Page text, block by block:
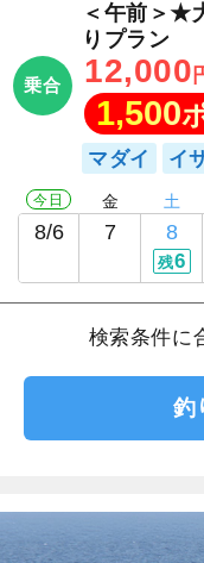
乗合
＜午前＞★
りプラン
12,000
1,500
マダイ イ
今日
8/6
金
7
土
8
残6
検索条件に
釣